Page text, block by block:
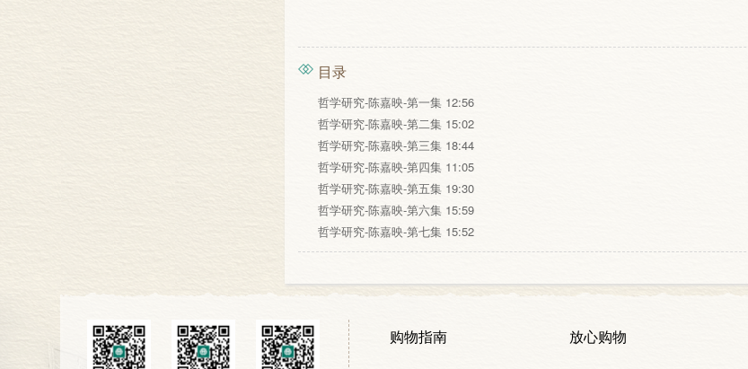
目录
哲学研究-陈嘉映-第一集 12:56
哲学研究-陈嘉映-第二集 15:02
哲学研究-陈嘉映-第三集 18:44
哲学研究-陈嘉映-第四集 11:05
哲学研究-陈嘉映-第五集 19:30
哲学研究-陈嘉映-第六集 15:59
哲学研究-陈嘉映-第七集 15:52
购物指南 放心购物